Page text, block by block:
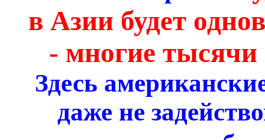
в Азии будет
- многие тысячи
Здесь
даже не